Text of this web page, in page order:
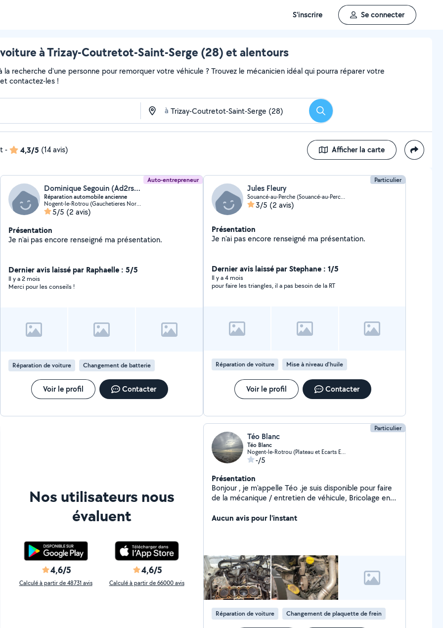
S'inscrire Se connecter
à Trizay-Coutretot-Saint-Serge (28) et alentours
recherche d'une personne pour remorquer votre véhicule ? Trouvez le mécanicien idéal qui pourra réparer votre
contactez-les !
à Rechercher
- 4,3/5 (14 avis) Afficher la carte
Auto-entrepreneur
Dominique Segouin (Ad2rsautomobilesanciennes@gmail)
Réparation automobile ancienne
Nogent-le-Rotrou (Gauchetieres Nord et Ecarts Nord)
5/5 (2 avis)
Présentation
Je n'ai pas encore renseigné ma présentation.
Dernier avis laissé par Raphaelle : 5/5
Il y a 2 mois
Merci pour les conseils !
Réparation de voiture Changement de batterie
Voir le profil Contacter
Particulier
Jules Fleury
Souancé-au-Perche (Souancé-au-Perche)
3/5 (2 avis)
Présentation
Je n'ai pas encore renseigné ma présentation.
Dernier avis laissé par Stephane : 1/5
Il y a 4 mois
pour faire les triangles, il a pas besoin de la RT
Réparation de voiture Mise à niveau d'huile
Voir le profil Contacter
Nos utilisateurs nous
évaluent
4,6/5
Calculé à partir de 48731 avis
4,6/5
Calculé à partir de 66000 avis
Particulier
Téo Blanc
Téo Blanc
Nogent-le-Rotrou (Plateau et Ecarts Est)
-/5
Présentation
Bonjour , je m'appelle Téo .je suis disponible pour faire
de la mécanique / entretien de véhicule, Bricolage en
rapidement !
Aucun avis pour l'instant
Réparation de voiture Changement de plaquette de frein